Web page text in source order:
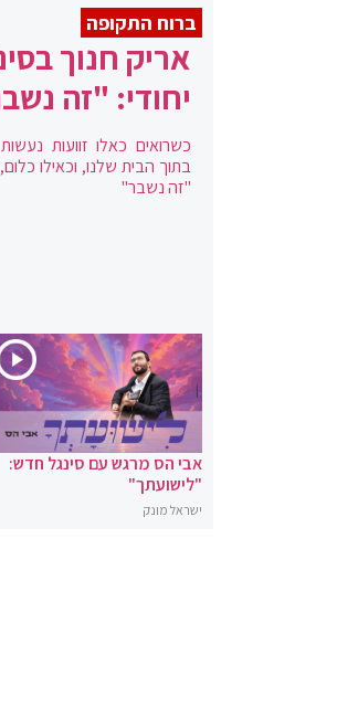
ברוח התקופה
אריק חנוך
יחודי: "זה
כשרואים כאלו זוועות
בתוך הבית שלנו, וכאילו
"זה נשבר"
אבי הס מרגש עם סינגל חדש:
"לישועתך"
ישראל מונק